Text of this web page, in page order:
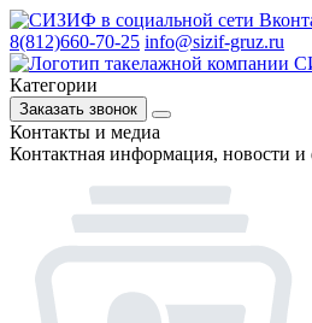
8(812)660-70-25 info@sizif-gruz.ru
Категории
Заказать звонок
Контакты и медиа
Контактная информация, новости